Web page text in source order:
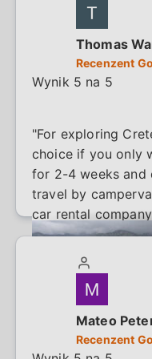
company from
(10 min)."Thomas
Recenzent
Wynik 5 na 5
"For exploring
choice if you only
for 2-4 weeks
travel by
car rental
friendly website
I was able to fill
home, and only
pickup. The
changed quickly.
pickup at 10:00
in the city center. I
Mateo
Recenzent